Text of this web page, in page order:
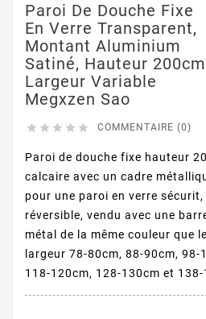
Paroi De Douche Fixe
En Verre Transparent,
Montant Aluminium
Satiné, Hauteur 200cm
Largeur Variable
Megxzen Sao
     COMMENTAIRE (0)
Paroi de douche fixe hauteur
calcaire avec un cadre
pour une paroi en verre
réversible, vendu avec une
métal de la même couleur que
largeur 78-80cm, 88-90cm, 98-
118-120cm, 128-130cm et 138-